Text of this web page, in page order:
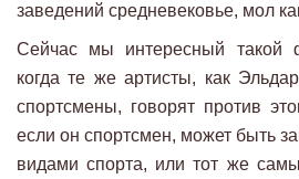
заведений средневековье, мол
Сейчас мы интересный такой
когда те же артисты, как
спортсмены, говорят против
если он спортсмен, может быть
видами спорта, или тот же